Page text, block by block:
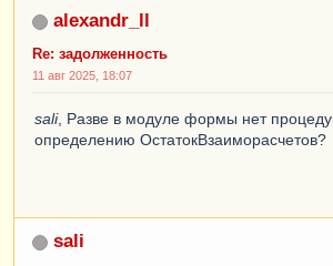
alexandr_ll
Re: задолженность
11 авг 2025, 18:07
sali, Разве в модуле формы нет
определению ОстатокВзаиморасчетов?
sali